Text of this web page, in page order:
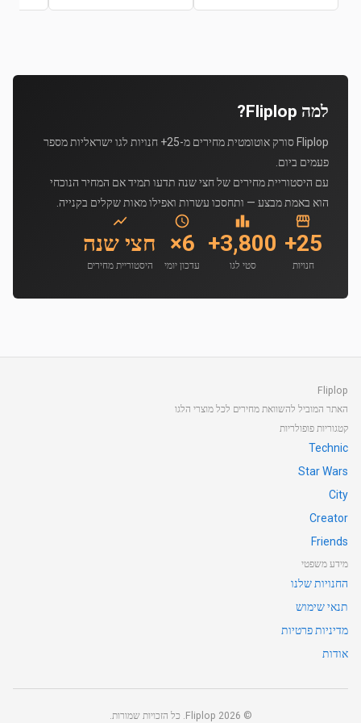
למה Fliplop?
Fliplop סורק אוטומטית מחירים מ-25+ חנויות לגו ישראליות מספר
פעמים ביום.
עם היסטוריית מחירים של חצי שנה תדעו תמיד אם המחיר הנוכחי
הוא באמת מבצע — ותחסכו עשרות ואפילו מאות שקלים בקנייה.
25+
חנויות
3,800+
סטי לגו
6×
עדכון יומי
חצי שנה
היסטוריית מחירים
Fliplop
האתר המוביל להשוואת מחירים לכל מוצרי הלגו
קטגוריות פופולריות
Technic
Star Wars
City
Creator
Friends
מידע משפטי
החנויות שלנו
תנאי שימוש
מדיניות פרטיות
אודות
©
2026